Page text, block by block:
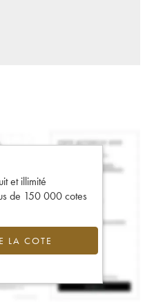
et illimité
de 150 000 cotes
LA COTE